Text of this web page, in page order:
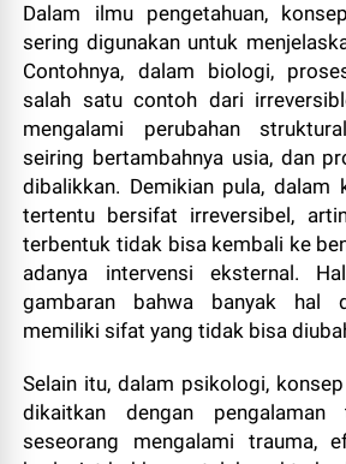
Dalam ilmu pengetahuan,
sering digunakan untuk
Contohnya, dalam biologi,
salah satu contoh dari
mengalami perubahan
seiring bertambahnya usia, dan
dibalikkan. Demikian pula, dalam
tertentu bersifat irreversibel,
terbentuk tidak bisa kembali ke
adanya intervensi eksternal.
gambaran bahwa banyak hal
memiliki sifat yang tidak bisa
Selain itu, dalam psikologi,
dikaitkan dengan pengalaman
seseorang mengalami trauma,